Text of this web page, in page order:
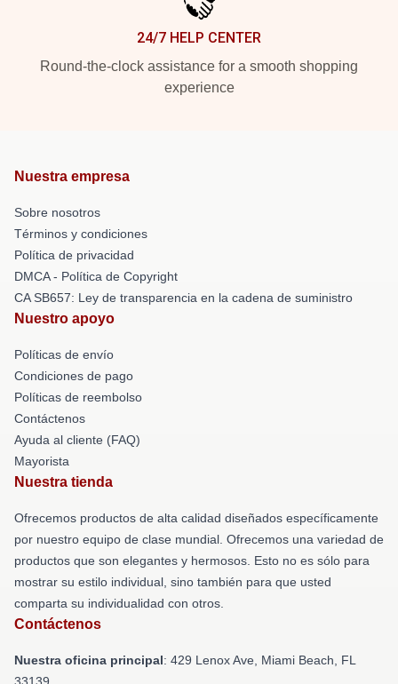
24/7 HELP CENTER
Round-the-clock assistance for a smooth shopping
experience
Nuestra empresa
Sobre nosotros
Términos y condiciones
Política de privacidad
DMCA - Política de Copyright
CA SB657: Ley de transparencia en la cadena de suministro
Nuestro apoyo
Políticas de envío
Condiciones de pago
Políticas de reembolso
Contáctenos
Ayuda al cliente (FAQ)
Mayorista
Nuestra tienda
Ofrecemos productos de alta calidad diseñados específicamente
por nuestro equipo de clase mundial. Ofrecemos una variedad de
productos que son elegantes y hermosos. Esto no es sólo para
mostrar su estilo individual, sino también para que usted
comparta su individualidad con otros.
Contáctenos
Nuestra oficina principal: 429 Lenox Ave, Miami Beach, FL